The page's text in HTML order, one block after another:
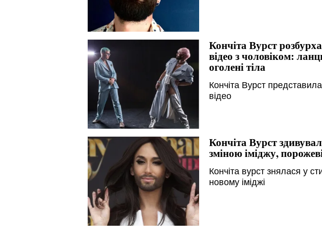
Кончіта Вурст
відео з чоловіком:
оголені тіла
Кончіта Вурст
відео
Кончіта Вурст
зміною іміджу,
Кончіта вурст знялася у
новому іміджі